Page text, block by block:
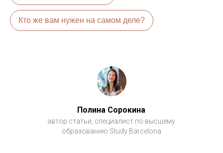
Кто же вам нужен на самом деле?
Полина Сорокина
автор статьи, специалист по высшему
образованию Study Barcelona